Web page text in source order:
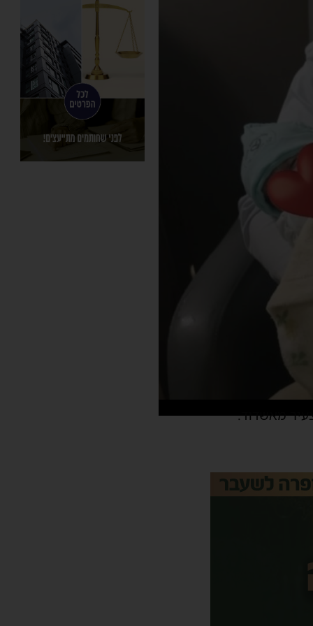
מאשדוד.